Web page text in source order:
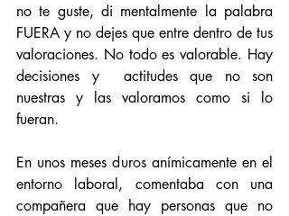
no te guste, di mentalmente la palabra
FUERA y no dejes que entre dentro de tus
valoraciones. No todo es valorable. Hay
decisiones y  actitudes que no son
nuestras y las valoramos como si lo
fueran.
En unos meses duros anímicamente en el
entorno laboral, comentaba con una
compañera que hay personas que no